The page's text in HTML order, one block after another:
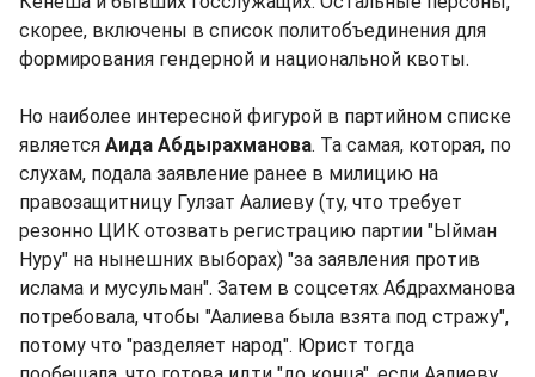
скорее, включены в список политобъединения для
формирования гендерной и национальной квоты.
Но наиболее интересной фигурой в партийном списке
является Аида Абдырахманова. Та самая, которая, по
слухам, подала заявление ранее в милицию на
правозащитницу Гулзат Аалиеву (ту, что требует
резонно ЦИК отозвать регистрацию партии "Ыйман
Нуру" на нынешних выборах) "за заявления против
ислама и мусульман". Затем в соцсетях Абдрахманова
потребовала, чтобы "Аалиева была взята под стражу",
потому что "разделяет народ". Юрист тогда